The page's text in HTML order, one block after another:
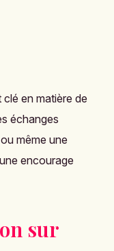
en matière de
échanges
même une
encourage
sur